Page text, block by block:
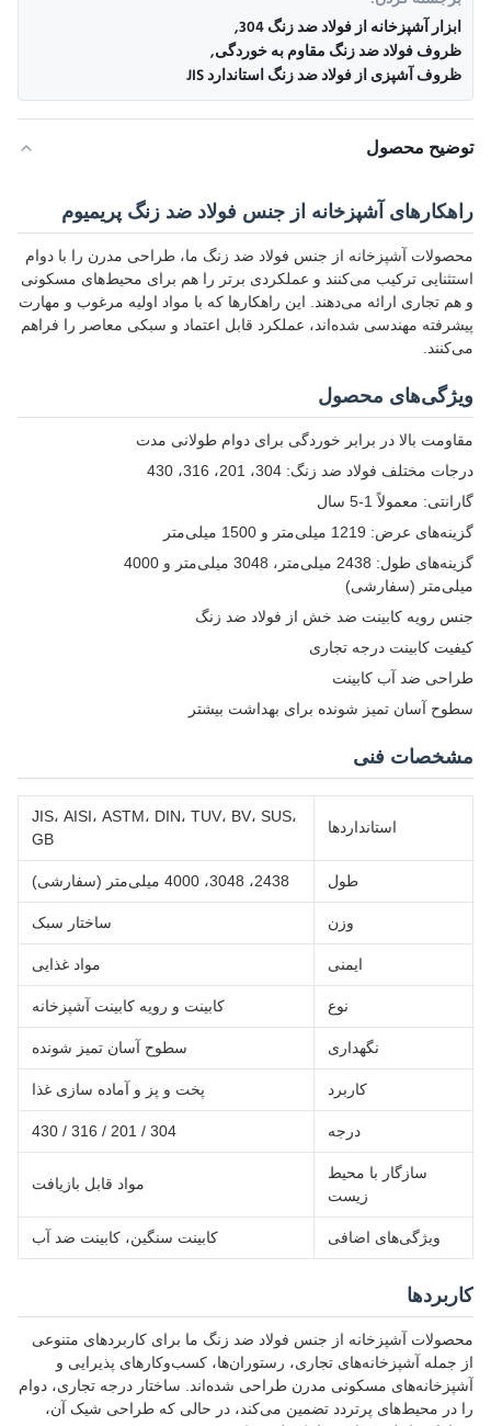
ابزار آشپزخانه از فولاد ضد زنگ 304
,
ظروف فولاد ضد زنگ مقاوم به خوردگی,
ظروف آشپزی از فولاد ضد زنگ استاندارد JIS
توضیح محصول
راهکارهای آشپزخانه از جنس فولاد ضد زنگ پریمیوم
محصولات آشپزخانه از جنس فولاد ضد زنگ ما، طراحی مدرن را با دوام
استثنایی ترکیب می‌کنند و عملکردی برتر را هم برای محیط‌های مسکونی
و هم تجاری ارائه می‌دهند. این راهکارها که با مواد اولیه مرغوب و مهارت
پیشرفته مهندسی شده‌اند، عملکرد قابل اعتماد و سبکی معاصر را فراهم
می‌کنند.
ویژگی‌های محصول
مقاومت بالا در برابر خوردگی برای دوام طولانی مدت
درجات مختلف فولاد ضد زنگ: 304، 201، 316، 430
گارانتی: معمولاً 1-5 سال
گزینه‌های عرض: 1219 میلی‌متر و 1500 میلی‌متر
گزینه‌های طول: 2438 میلی‌متر، 3048 میلی‌متر و 4000
میلی‌متر (سفارشی)
جنس رویه کابینت ضد خش از فولاد ضد زنگ
کیفیت کابینت درجه تجاری
طراحی ضد آب کابینت
سطوح آسان تمیز شونده برای بهداشت بیشتر
مشخصات فنی
استانداردها
JIS، AISI، ASTM، DIN، TUV، BV، SUS،
GB
طول 2438، 3048، 4000 میلی‌متر (سفارشی)
وزن ساختار سبک
ایمنی مواد غذایی
نوع کابینت و رویه کابینت آشپزخانه
نگهداری سطوح آسان تمیز شونده
کاربرد پخت و پز و آماده سازی غذا
درجه 304 / 201 / 316 / 430
سازگار با محیط
زیست
مواد قابل بازیافت
ویژگی‌های اضافی کابینت سنگین، کابینت ضد آب
کاربردها
محصولات آشپزخانه از جنس فولاد ضد زنگ ما برای کاربردهای متنوعی
از جمله آشپزخانه‌های تجاری، رستوران‌ها، کسب‌وکارهای پذیرایی و
آشپزخانه‌های مسکونی مدرن طراحی شده‌اند. ساختار درجه تجاری، دوام
را در محیط‌های پرتردد تضمین می‌کند، در حالی که طراحی شیک آن،